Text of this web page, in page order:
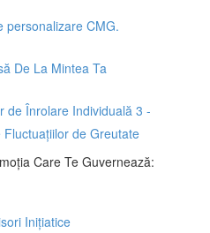
personalizare CMG.
De La Mintea Ta
de Înrolare Individuală 3 -
de Greutate
Care Te Guvernează:
Inițiatice